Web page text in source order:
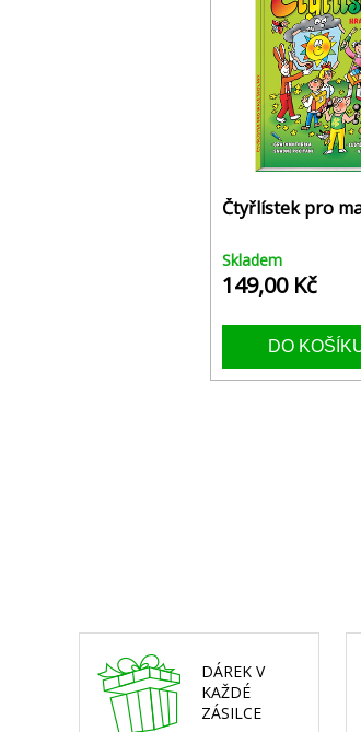
Čtyřlístek pro
Skladem
149,00 Kč
DÁREK V
KAŽDÉ
ZÁSILCE